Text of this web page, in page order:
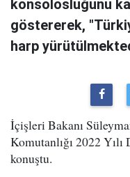
konsolosluğunu
göstererek,
harp
İçişleri Bakanı
Komutanlığı 2022
konuştu.